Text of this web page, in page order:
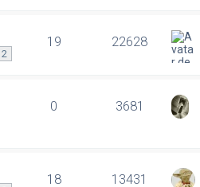
2
19 22628
0 3681
18 13431